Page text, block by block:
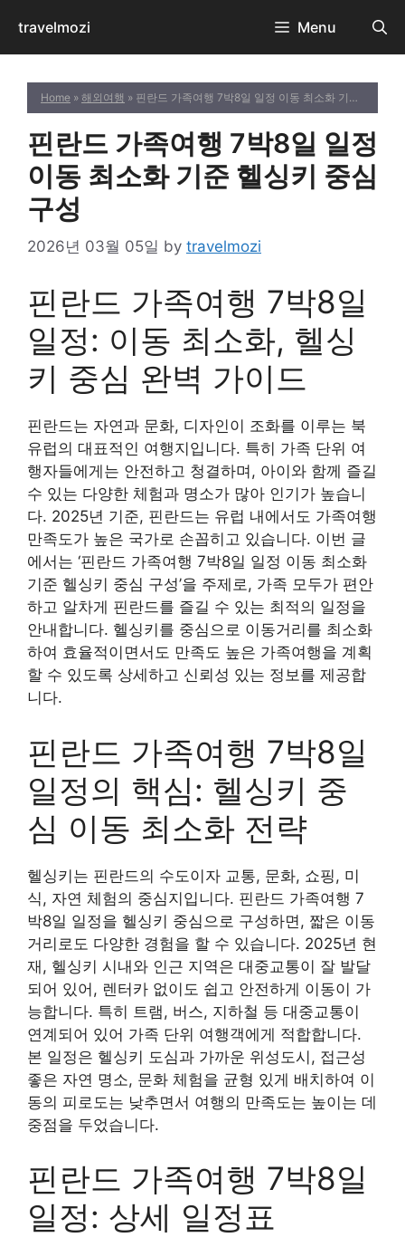
content
travelmozi Menu
Home » 해외여행 » 핀란드 가족여행 7박8일 일정 이동 최소화 기준 헬싱키 중심 구성
핀란드 가족여행 7박8일 일정
이동 최소화 기준 헬싱키 중심
구성
2026년 03월 05일 by travelmozi
핀란드 가족여행 7박8일
일정: 이동 최소화, 헬싱
키 중심 완벽 가이드
핀란드는 자연과 문화, 디자인이 조화를 이루는 북
유럽의 대표적인 여행지입니다. 특히 가족 단위 여
행자들에게는 안전하고 청결하며, 아이와 함께 즐길
수 있는 다양한 체험과 명소가 많아 인기가 높습니
다. 2025년 기준, 핀란드는 유럽 내에서도 가족여행
만족도가 높은 국가로 손꼽히고 있습니다. 이번 글
에서는 ‘핀란드 가족여행 7박8일 일정 이동 최소화
기준 헬싱키 중심 구성’을 주제로, 가족 모두가 편안
하고 알차게 핀란드를 즐길 수 있는 최적의 일정을
안내합니다. 헬싱키를 중심으로 이동거리를 최소화
하여 효율적이면서도 만족도 높은 가족여행을 계획
할 수 있도록 상세하고 신뢰성 있는 정보를 제공합
니다.
핀란드 가족여행 7박8일
일정의 핵심: 헬싱키 중
심 이동 최소화 전략
헬싱키는 핀란드의 수도이자 교통, 문화, 쇼핑, 미
식, 자연 체험의 중심지입니다. 핀란드 가족여행 7
박8일 일정을 헬싱키 중심으로 구성하면, 짧은 이동
거리로도 다양한 경험을 할 수 있습니다. 2025년 현
재, 헬싱키 시내와 인근 지역은 대중교통이 잘 발달
되어 있어, 렌터카 없이도 쉽고 안전하게 이동이 가
능합니다. 특히 트램, 버스, 지하철 등 대중교통이
연계되어 있어 가족 단위 여행객에게 적합합니다.
본 일정은 헬싱키 도심과 가까운 위성도시, 접근성
좋은 자연 명소, 문화 체험을 균형 있게 배치하여 이
동의 피로도는 낮추면서 여행의 만족도는 높이는 데
중점을 두었습니다.
핀란드 가족여행 7박8일
일정: 상세 일정표